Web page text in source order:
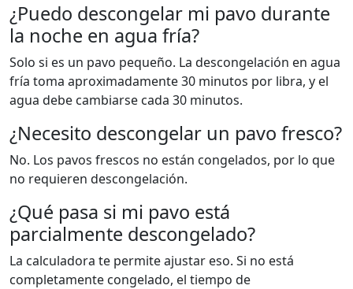
¿Puedo descongelar mi pavo durante
la noche en agua fría?
Solo si es un pavo pequeño. La descongelación en agua
fría toma aproximadamente 30 minutos por libra, y el
agua debe cambiarse cada 30 minutos.
¿Necesito descongelar un pavo fresco?
No. Los pavos frescos no están congelados, por lo que
no requieren descongelación.
¿Qué pasa si mi pavo está
parcialmente descongelado?
La calculadora te permite ajustar eso. Si no está
completamente congelado, el tiempo de